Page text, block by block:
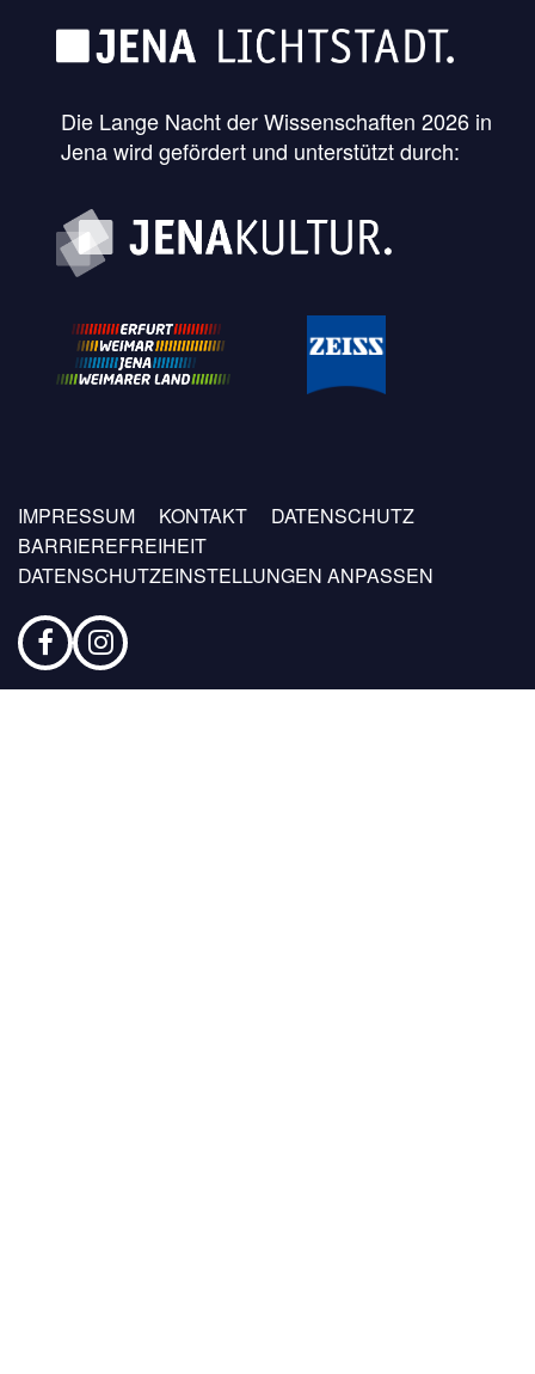
Die Lange Nacht der Wissenschaften 2026 in
Jena wird gefördert und unterstützt durch:
Fußzeilen
Menü
IMPRESSUM KONTAKT
DATENSCHUTZ
BARRIEREFREIHEIT
DATENSCHUTZEINSTELLUNGEN ANPASSEN